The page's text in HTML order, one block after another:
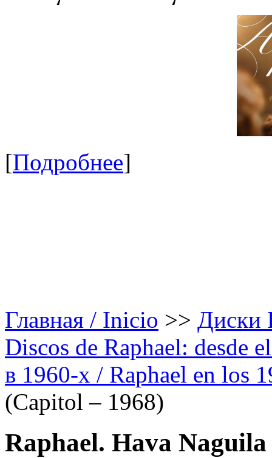
[Подробнее]
Главная / Inicio >> Диски
Discos de Raphael: desde
в 1960-х / Raphael en los
(Capitol – 1968)
Raphael. Hava